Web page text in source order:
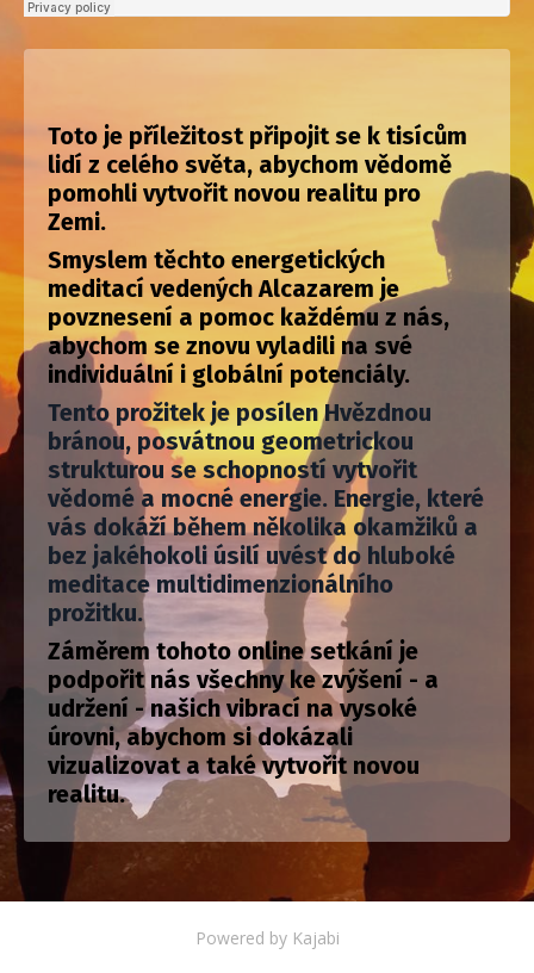
Toto je příležitost připojit se k tisícům
lidí z celého světa, abychom vědomě
pomohli vytvořit novou realitu pro
Zemi.
Smyslem těchto energetických
meditací vedených Alcazarem je
povznesení a pomoc každému z nás,
abychom se znovu vyladili na své
individuální i globální potenciály.
Tento prožitek je posílen Hvězdnou
bránou, posvátnou geometrickou
strukturou se schopností vytvořit
vědomé a mocné energie. Energie, které
vás dokáží během několika okamžiků a
bez jakéhokoli úsilí uvést do hluboké
meditace multidimenzionálního
prožitku.
Záměrem tohoto online setkání je
podpořit nás všechny ke zvýšení - a
udržení - našich vibrací na vysoké
úrovni, abychom si dokázali
vizualizovat a také vytvořit novou
realitu.
Powered by Kajabi